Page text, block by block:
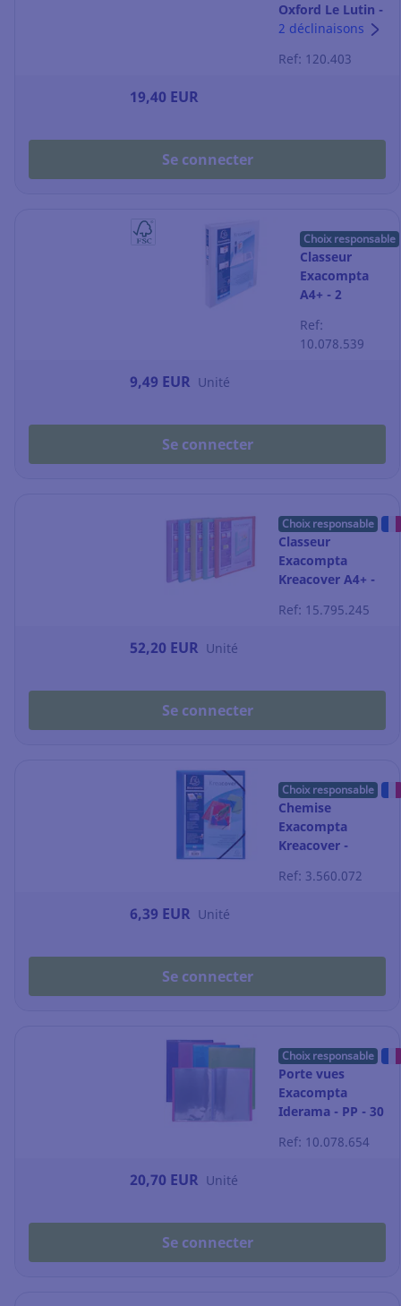
Oxford Le Lutin -
PVC opaque - 20
2 déclinaisons
Ref: 120.403
19,40 EUR
Se connecter
Choix responsable
Classeur
Exacompta
A4+ - 2
- dos 4,7 cm -
Ref:
10.078.539
9,49 EUR Unité
Se connecter
Choix responsable
Classeur
Exacompta
Kreacover A4+ -
assortis pastel -
Ref: 15.795.245
52,20 EUR Unité
Se connecter
Choix responsable
Chemise
Exacompta
Kreacover -
3 rabats - bleu
Ref: 3.560.072
6,39 EUR Unité
Se connecter
Choix responsable
Porte vues
Exacompta
Iderama - PP - 30
assortis - par 4
Ref: 10.078.654
20,70 EUR Unité
Se connecter